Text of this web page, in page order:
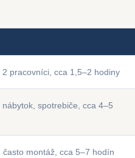
pracovníci, cca 1,5–2 hodiny
spotrebiče, cca 4–5
montáž, cca 5–7 hodín